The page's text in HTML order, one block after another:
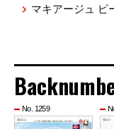
マキアージュ ピ
No. 1259